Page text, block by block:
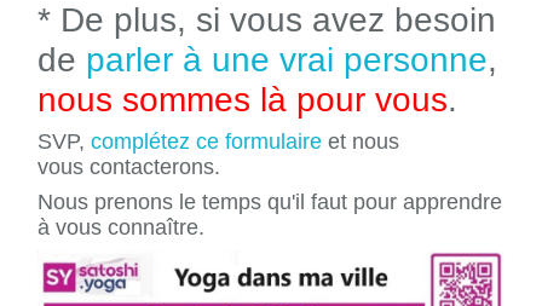
* De plus, si vous avez besoin
de parler à une vrai personne,
nous sommes là pour vous.
SVP, complétez ce formulaire et nous
vous contacterons.
Nous prenons le temps qu'il faut pour apprendre
à vous connaître.